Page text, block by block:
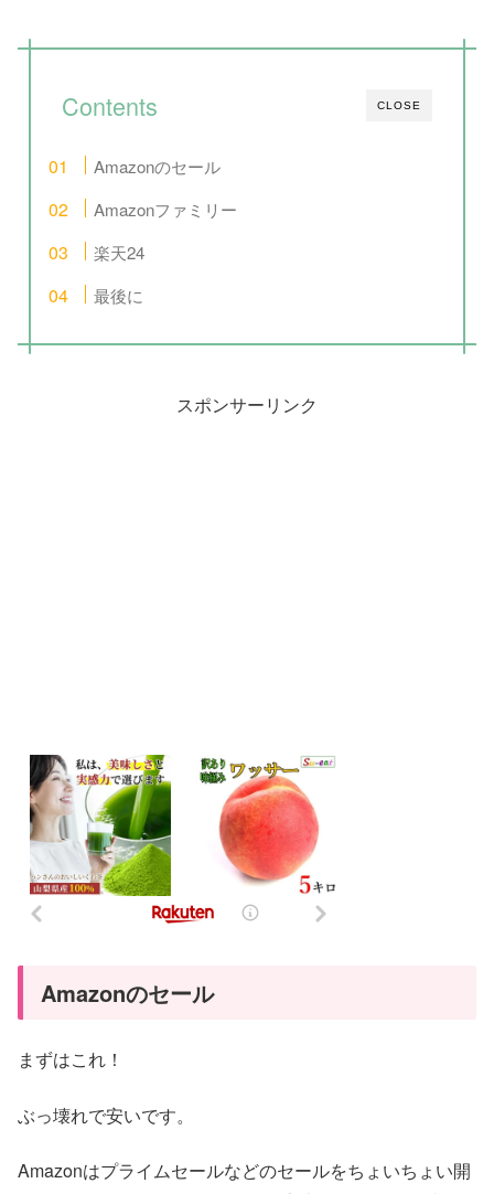
CLOSE
Contents
Amazonのセール
Amazonファミリー
楽天24
最後に
スポンサーリンク
Amazonのセール
まずはこれ！
ぶっ壊れで安いです。
Amazonはプライムセールなどのセールをちょいちょい開